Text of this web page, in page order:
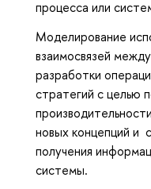
процесса или
Моделирование
взаимосвязей
разработки
стратегий с целью
новых концепций и
получения
системы.